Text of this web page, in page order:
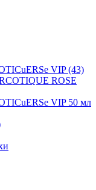
VIP(43)
ROSE
VIP 50 мл